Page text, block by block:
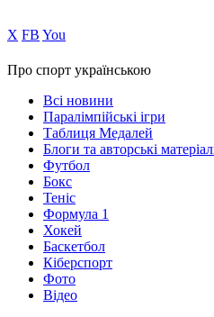
Х FB You
Про спорт українською
Всі новини
Паралімпійські ігри
Таблиця Медалей
Блоги та авторські
Футбол
Бокс
Теніс
Формула 1
Хокей
Баскетбол
Кіберспорт
Фото
Відео